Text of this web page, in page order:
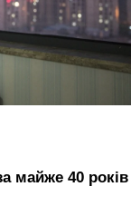
майже 40 років